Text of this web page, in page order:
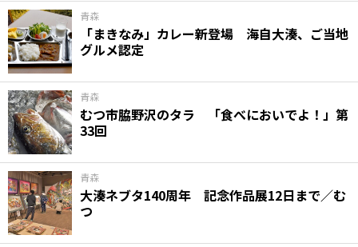
青森
「まきなみ」カレー新登場 海自大湊、ご当地
グルメ認定
青森
むつ市脇野沢のタラ 「食べにおいでよ！」第
33回
青森
大湊ネブタ140周年 記念作品展12日まで／む
つ